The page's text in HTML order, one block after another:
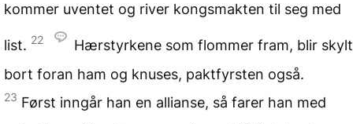
kommer uventet og river kongsmakten til seg med
list. 22
Hærstyrkene som flommer fram, blir skylt
bort foran ham og knuses, paktfyrsten også.
23 Først inngår han en allianse, så farer han med